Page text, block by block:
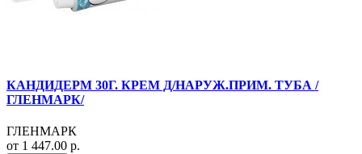
КАНДИДЕРМ 30Г. КРЕМ Д/НАРУЖ.ПРИМ. ТУБА /
ГЛЕНМАРК/
ГЛЕНМАРК
от 1 447.00 р.